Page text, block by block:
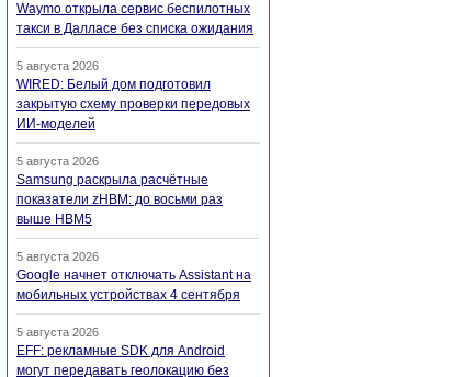
Waymo открыла сервис беспилотных
такси в Далласе без списка ожидания
5 августа 2026
WIRED: Белый дом подготовил
закрытую схему проверки передовых
ИИ-моделей
5 августа 2026
Samsung раскрыла расчётные
показатели zHBM: до восьми раз
выше HBM5
5 августа 2026
Google начнет отключать Assistant на
мобильных устройствах 4 сентября
5 августа 2026
EFF: рекламные SDK для Android
могут передавать геолокацию без